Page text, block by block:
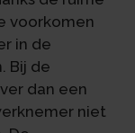
voorkomen
in de
Bij de
dan een
niet